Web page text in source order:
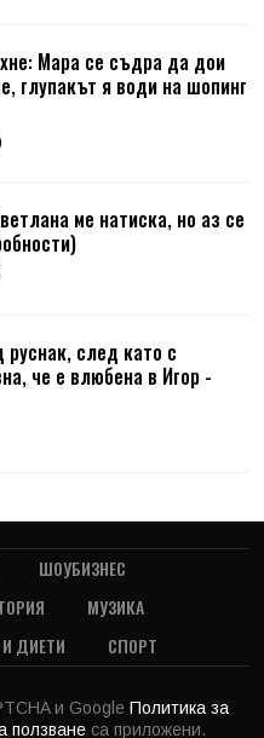
Мара се съдра да дои
глупакът я води на шопинг
ме натиска, но аз се
след като с
че е влюбена в Игор -
ШОУБИЗНЕС
МУЗИКА
ДИЕТИ СПОРТ
и Google Политика за
ползване са приложени.